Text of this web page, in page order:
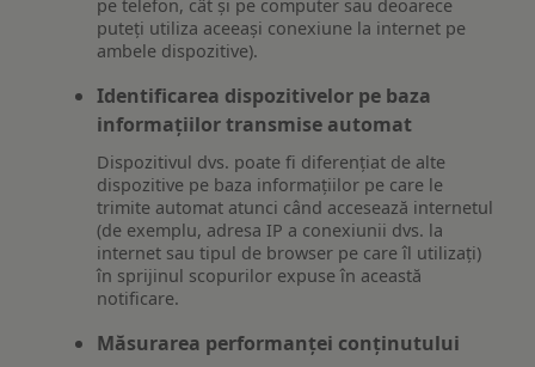
pe telefon, cât și pe computer sau deoarece
puteți utiliza aceeași conexiune la internet pe
ambele dispozitive).
Identificarea dispozitivelor pe baza
informațiilor transmise automat
Dispozitivul dvs. poate fi diferențiat de alte
dispozitive pe baza informațiilor pe care le
trimite automat atunci când accesează internetul
(de exemplu, adresa IP a conexiunii dvs. la
internet sau tipul de browser pe care îl utilizați)
în sprijinul scopurilor expuse în această
notificare.
Măsurarea performanței conținutului